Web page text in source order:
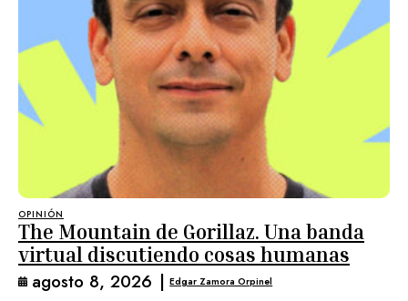
OPINIÓN
The Mountain de Gorillaz. Una banda
virtual discutiendo cosas humanas
agosto 8, 2026 | Edgar Zamora Orpinel